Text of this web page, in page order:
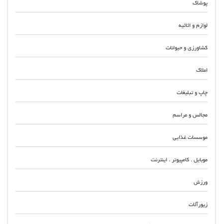
پوشاک
لوازم و اثاثیه
کشاورزی و حیوانات
املاک
چاپ و تبلیغات
مجالس و مراسم
موسسات غذایی
موبایل . کامپیوتر . اینترنت
ورزش
زیورآلات